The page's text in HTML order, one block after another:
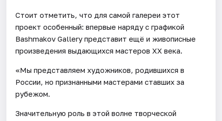
Стоит отметить, что для самой галереи этот
проект особенный: впервые наряду с графикой
Bashmakov Gallery представит ещё и живописные
произведения выдающихся мастеров ХХ века.
«Мы представляем художников, родившихся в
России, но признанными мастерами ставших за
рубежом.
Значительную роль в этой волне творческой